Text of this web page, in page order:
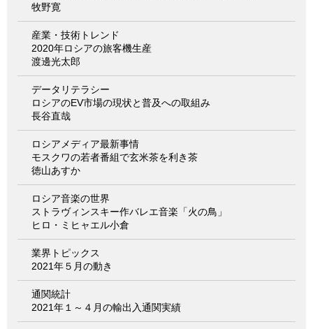
牧野寛
産業・技術トレンド
2020年ロシアの旅客機生産
渡邊光太郎
データリテラシー
ロシアのEV市場の現状と普及への取組み
長谷直哉
ロシアメディア最新事情
モスクワの若者番組で玄米茶を利き茶
徳山あすか
ロシア音楽の世界
ストラヴィンスキー作バレエ音楽「火の鳥」
ヒロ・ミヒャエル小倉
業界トピックス
2021年５月の動き
通関統計
2021年１～４月の輸出入通関実績